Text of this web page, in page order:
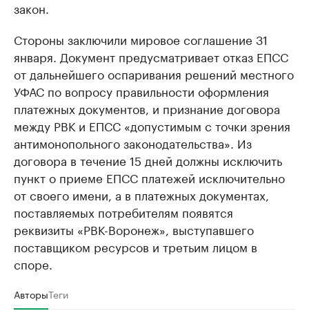
закон.
Стороны заключили мировое соглашение 31
января. Документ предусматривает отказ ЕПСС
от дальнейшего оспаривания решений местного
УФАС по вопросу правильности оформления
платежных документов, и признание договора
между РВК и ЕПСС «допустимым с точки зрения
антимонопольного законодательства». Из
договора в течение 15 дней должны исключить
пункт о приеме ЕПСС платежей исключительно
от своего имени, а в платежных документах,
поставляемых потребителям появятся
реквизиты «РВК-Воронеж», выступавшего
поставщиком ресурсов и третьим лицом в
споре.
АвторыТеги